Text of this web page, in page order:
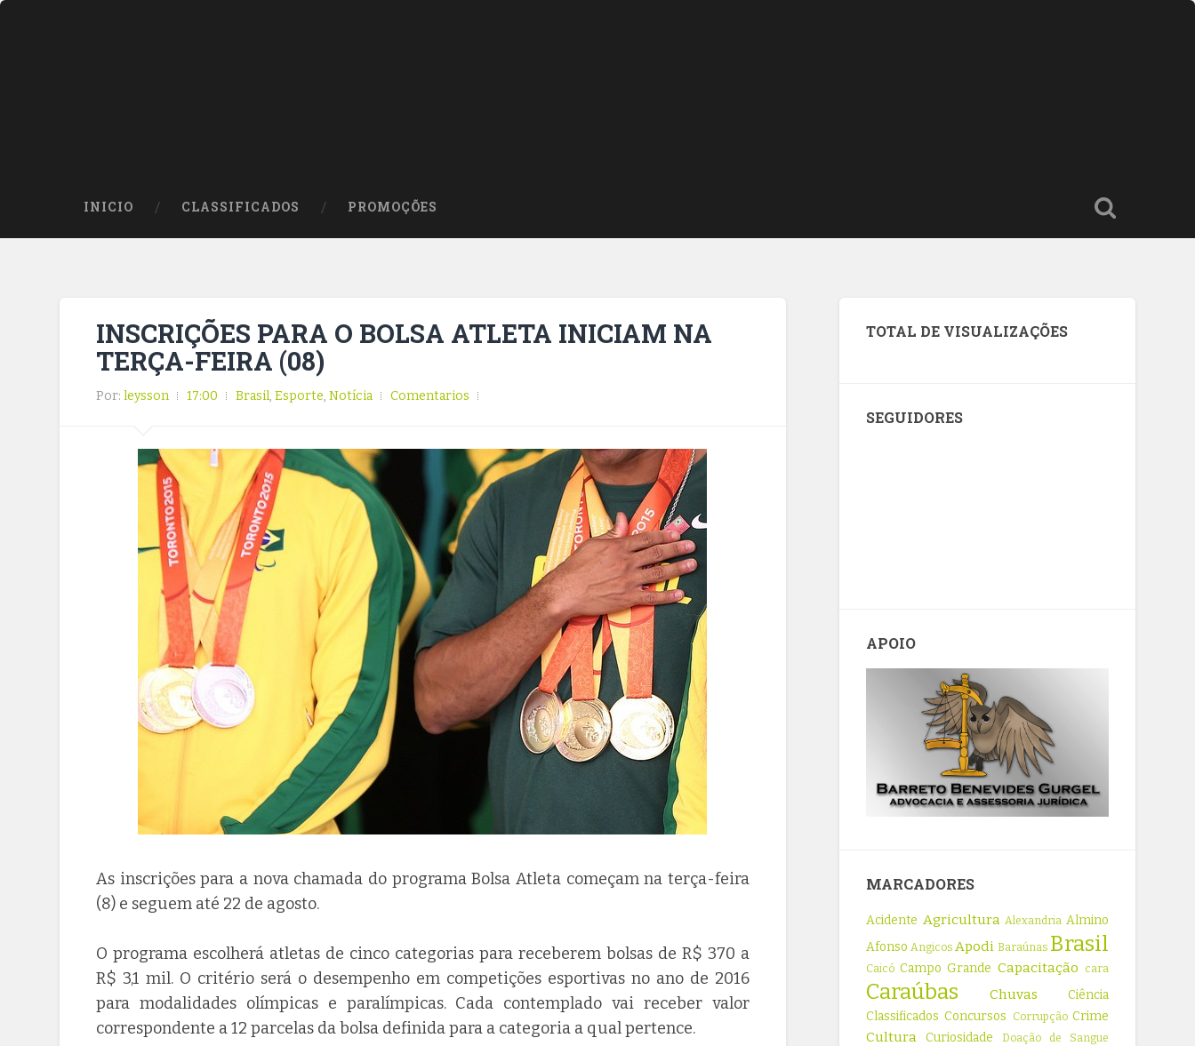
INICIO CLASSIFICADOS PROMOÇÕES
INSCRIÇÕES PARA O BOLSA ATLETA INICIAM NA
TERÇA-FEIRA (08)
Por:leysson 17:00 Brasil,Esporte,Notícia Comentarios
As inscrições para a nova chamada do programa Bolsa Atleta começam na terça-feira
(8) e seguem até 22 de agosto.
O programa escolherá atletas de cinco categorias para receberem bolsas de R$ 370 a
R$ 3,1 mil. O critério será o desempenho em competições esportivas no ano de 2016
para modalidades olímpicas e paralímpicas. Cada contemplado vai receber valor
correspondente a 12 parcelas da bolsa definida para a categoria a qual pertence.
TOTAL DE VISUALIZAÇÕES
SEGUIDORES
APOIO
MARCADORES
Acidente Agricultura Alexandria Almino
Afonso Angicos Apodi Baraúnas Brasil
Caicó Campo Grande Capacitação cara
Caraúbas Chuvas
Ciência
Classificados Concursos Corrupção Crime
Cultura Curiosidade Doação de Sangue